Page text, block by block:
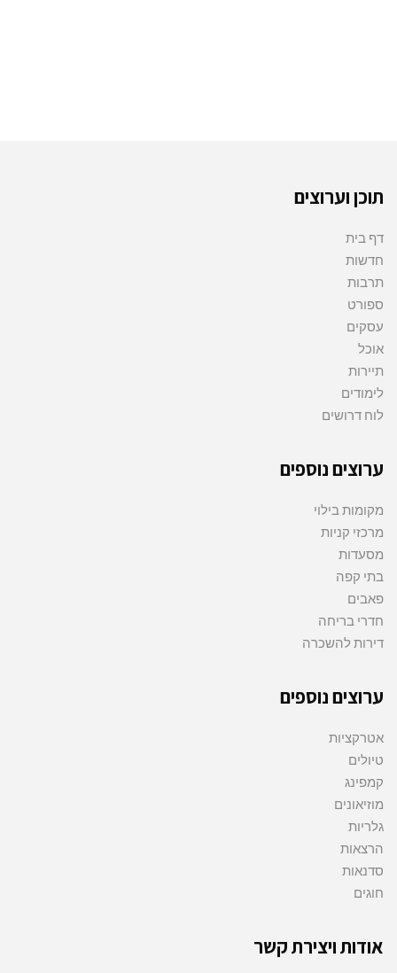
תוכן וערוצים
דף בית
חדשות
תרבות
ספורט
עסקים
אוכל
תיירות
לימודים
לוח דרושים
ערוצים נוספים
מקומות בילוי
מרכזי קניות
מסעדות
בתי קפה
פאבים
חדרי בריחה
דירות להשכרה
ערוצים נוספים
אטרקציות
טיולים
קמפינג
מוזיאונים
גלריות
הרצאות
סדנאות
חוגים
אודות ויצירת קשר